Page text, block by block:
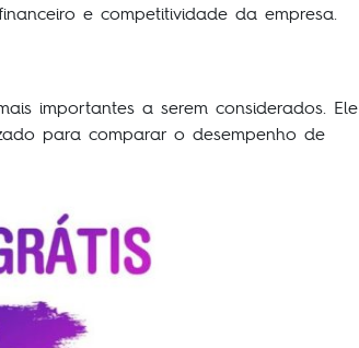
e competitividade da empresa.
importantes a serem considerados. Ele
para comparar o desempenho de